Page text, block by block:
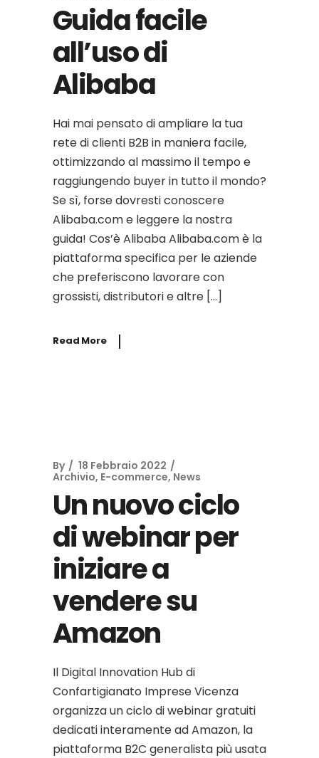
Guida facile
all’uso di
Alibaba
Hai mai pensato di ampliare la tua
rete di clienti B2B in maniera facile,
ottimizzando al massimo il tempo e
raggiungendo buyer in tutto il mondo?
Se sì, forse dovresti conoscere
Alibaba.com e leggere la nostra
guida! Cos’è Alibaba Alibaba.com è la
piattaforma specifica per le aziende
che preferiscono lavorare con
grossisti, distributori e altre […]
Read More
By
18 Febbraio 2022
Archivio, E-commerce, News
Un nuovo ciclo
di webinar per
iniziare a
vendere su
Amazon
Il Digital Innovation Hub di
Confartigianato Imprese Vicenza
organizza un ciclo di webinar gratuiti
dedicati interamente ad Amazon, la
piattaforma B2C generalista più usata